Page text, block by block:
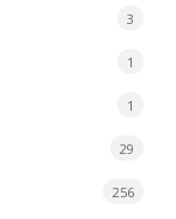
3
1
1
29
256